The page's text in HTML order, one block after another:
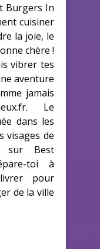
Burgers In
cuisiner
la joie, le
chère !
vibrer tes
aventure
jamais
Le
dans les
visages de
sur Best
toi à
pour
de la ville